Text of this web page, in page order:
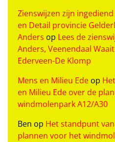
Zienswijzen zijn
en Detail provincie
Anders op Lees de
Anders, Veenendaal
Ederveen-De Klomp
Mens en Milieu Ede op
en Milieu Ede over de
windmolenpark A12/A30
Ben op Het standpunt
plannen voor het